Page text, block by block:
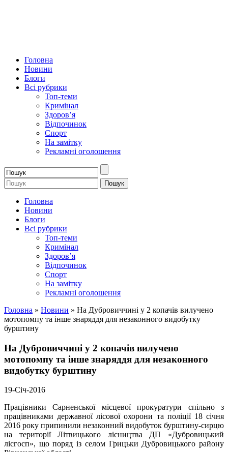
Головна
Новини
Блоги
Всі рубрики
Топ-теми
Кримінал
Здоров’я
Відпочинок
Спорт
На замітку
Рекламні оголошення
Головна
Новини
Блоги
Всі рубрики
Топ-теми
Кримінал
Здоров’я
Відпочинок
Спорт
На замітку
Рекламні оголошення
Головна » Новини » На Дубровиччині у 2 копачів вилучено
мотопомпу та інше знаряддя для незаконного видобутку
бурштину
На Дубровиччині у 2 копачів вилучено
мотопомпу та інше знаряддя для незаконного
видобутку бурштину
19-Січ-2016
Працівники Сарненської місцевої прокуратури спільно з
працівниками державної лісової охорони та поліції 18 січня
2016 року припинили незаконний видобуток бурштину-сирцю
на території Літвицького лісництва ДП «Дубровицький
лісгосп», що поряд із селом Грицьки Дубровицького району